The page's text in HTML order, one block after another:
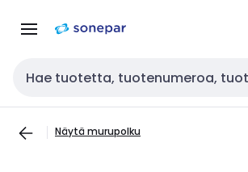
navigointiinsisältöön
Haku
Näytä murupolku